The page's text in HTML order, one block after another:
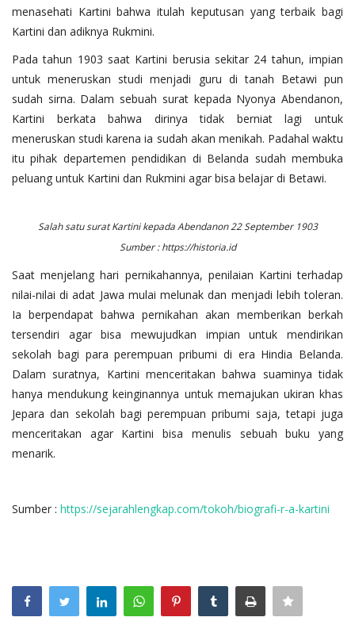
menasehati Kartini bahwa itulah keputusan yang terbaik bagi
Kartini dan adiknya Rukmini.
Pada tahun 1903 saat Kartini berusia sekitar 24 tahun, impian
untuk meneruskan studi menjadi guru di tanah Betawi pun
sudah sirna. Dalam sebuah surat kepada Nyonya Abendanon,
Kartini berkata bahwa dirinya tidak berniat lagi untuk
meneruskan studi karena ia sudah akan menikah. Padahal waktu
itu pihak departemen pendidikan di Belanda sudah membuka
peluang untuk Kartini dan Rukmini agar bisa belajar di Betawi.
Salah satu surat Kartini kepada Abendanon 22 September 1903
Sumber : https://historia.id
Saat menjelang hari pernikahannya, penilaian Kartini terhadap
nilai-nilai di adat Jawa mulai melunak dan menjadi lebih toleran.
Ia berpendapat bahwa pernikahan akan memberikan berkah
tersendiri agar bisa mewujudkan impian untuk mendirikan
sekolah bagi para perempuan pribumi di era Hindia Belanda.
Dalam suratnya, Kartini menceritakan bahwa suaminya tidak
hanya mendukung keinginannya untuk memajukan ukiran khas
Jepara dan sekolah bagi perempuan pribumi saja, tetapi juga
menceritakan agar Kartini bisa menulis sebuah buku yang
menarik.
Sumber : https://sejarahlengkap.com/tokoh/biografi-r-a-kartini